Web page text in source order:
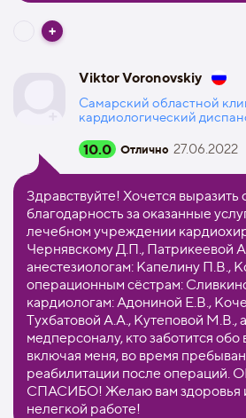
Viktor Voronovskiy
Самарский областной
кардиологический
10.0 Отлично 27.06.2022
Здравствуйте! Хочется
благодарность за оказанные
лечебном учреждении
Чернявскому Д.П., Патрикеевой
анестезиологам: Капелину П.В.,
операционным сёстрам:
кардиологам: Адониной Е.В.,
Тухбатовой А.А., Кутеповой М.В.,
медперсоналу, кто заботится обо
включая меня, во время
реабилитации после
СПАСИБО! Желаю вам здоровья
нелегкой работе!